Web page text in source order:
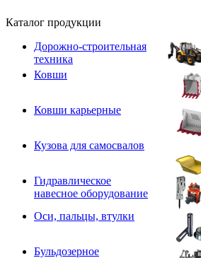
Каталог продукции
Дорожно-строительная
техника
Ковши
Ковши карьерные
Кузова для самосвалов
Гидравлическое
навесное оборудование
Оси, пальцы, втулки
Бульдозерное